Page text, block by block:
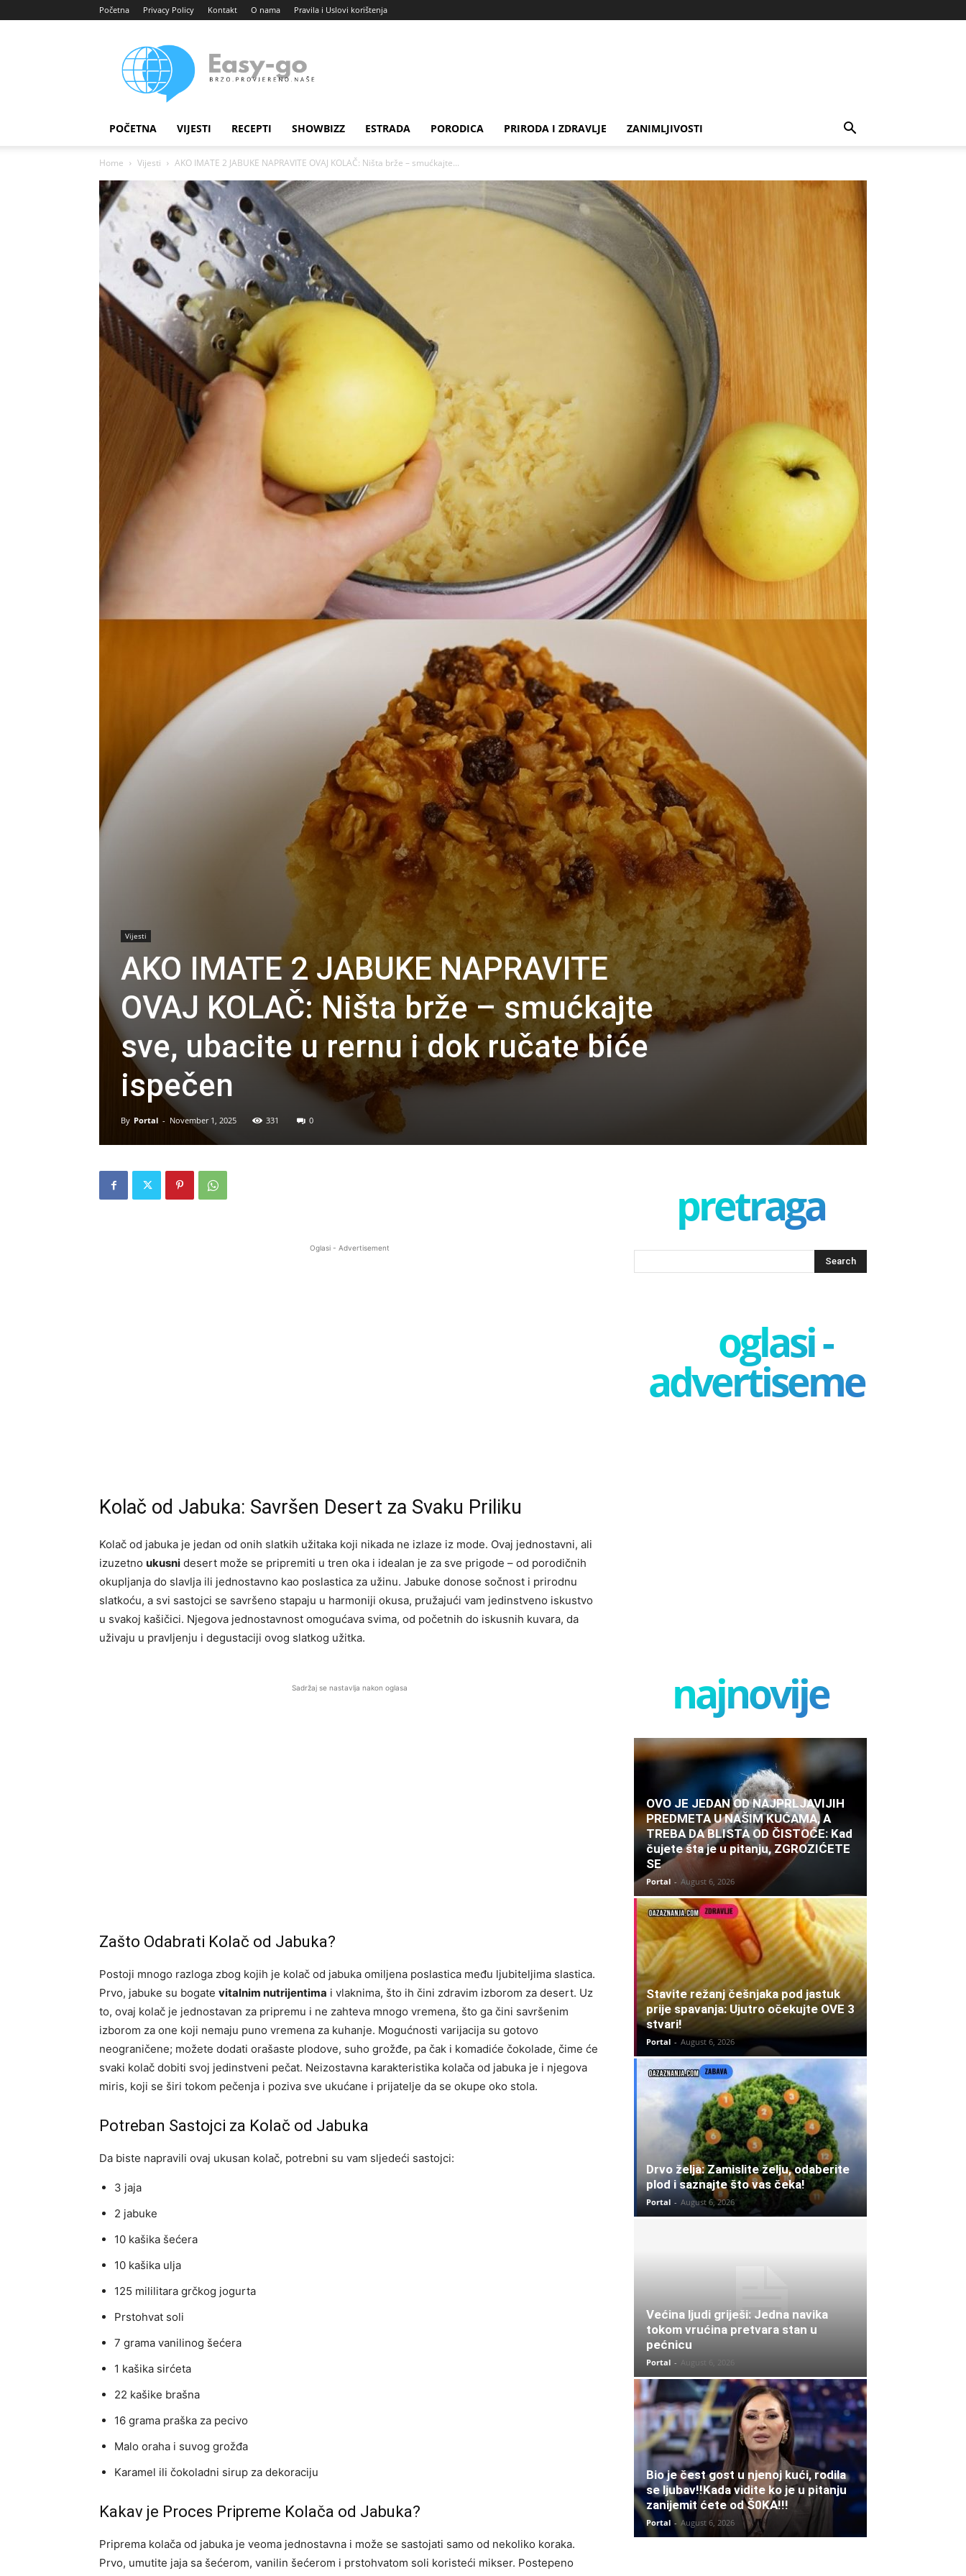
Početna Privacy Policy Kontakt O nama Pravila i Uslovi korištenja
portal
POČETNA VIJESTI RECEPTI SHOWBIZZ ESTRADA PORODICA PRIRODA I ZDRAVLJE ZANIMLJIVOSTI
Home Vijesti AKO IMATE 2 JABUKE NAPRAVITE OVAJ KOLAČ: Ništa brže – smućkajte...
Vijesti
AKO IMATE 2 JABUKE NAPRAVITE
OVAJ KOLAČ: Ništa brže – smućkajte
sve, ubacite u rernu i dok ručate biće
ispečen
By Portal - November 1, 2025 331 0
Oglasi - Advertisement
Kolač od Jabuka: Savršen Desert za Svaku Priliku
Kolač od jabuka je jedan od onih slatkih užitaka koji nikada ne izlaze iz mode. Ovaj jednostavni, ali
izuzetno ukusni desert može se pripremiti u tren oka i idealan je za sve prigode – od porodičnih
okupljanja do slavlja ili jednostavno kao poslastica za užinu. Jabuke donose sočnost i prirodnu
slatkoću, a svi sastojci se savršeno stapaju u harmoniji okusa, pružajući vam jedinstveno iskustvo
u svakoj kašičici. Njegova jednostavnost omogućava svima, od početnih do iskusnih kuvara, da
uživaju u pravljenju i degustaciji ovog slatkog užitka.
Sadržaj se nastavlja nakon oglasa
Zašto Odabrati Kolač od Jabuka?
Postoji mnogo razloga zbog kojih je kolač od jabuka omiljena poslastica među ljubiteljima slastica.
Prvo, jabuke su bogate vitalnim nutrijentima i vlaknima, što ih čini zdravim izborom za desert. Uz
to, ovaj kolač je jednostavan za pripremu i ne zahteva mnogo vremena, što ga čini savršenim
izborom za one koji nemaju puno vremena za kuhanje. Mogućnosti varijacija su gotovo
neograničene; možete dodati orašaste plodove, suho grožđe, pa čak i komadiće čokolade, čime će
svaki kolač dobiti svoj jedinstveni pečat. Neizostavna karakteristika kolača od jabuka je i njegova
miris, koji se širi tokom pečenja i poziva sve ukućane i prijatelje da se okupe oko stola.
Potreban Sastojci za Kolač od Jabuka
Da biste napravili ovaj ukusan kolač, potrebni su vam sljedeći sastojci:
3 jaja
2 jabuke
10 kašika šećera
10 kašika ulja
125 mililitara grčkog jogurta
Prstohvat soli
7 grama vanilinog šećera
1 kašika sirćeta
22 kašike brašna
16 grama praška za pecivo
Malo oraha i suvog grožđa
Karamel ili čokoladni sirup za dekoraciju
Kakav je Proces Pripreme Kolača od Jabuka?
Priprema kolača od jabuka je veoma jednostavna i može se sastojati samo od nekoliko koraka.
Prvo, umutite jaja sa šećerom, vanilin šećerom i prstohvatom soli koristeći mikser. Postepeno
pretraga
oglasi -
advertisement
najnovije
OVO JE JEDAN OD NAJPRLJAVIJIH
PREDMETA U NAŠIM KUĆAMA, A
TREBA DA BLISTA OD ČISTOĆE: Kad
čujete šta je u pitanju, ZGROZIĆETE
SE
Portal - August 6, 2026
Stavite režanj češnjaka pod jastuk
prije spavanja: Ujutro očekujte OVE 3
stvari!
Portal - August 6, 2026
Drvo želja: Zamislite želju, odaberite
plod i saznajte što vas čeka!
Portal - August 6, 2026
Većina ljudi griješi: Jedna navika
tokom vrućina pretvara stan u
pećnicu
Portal - August 6, 2026
Bio je čest gost u njenoj kući, rodila
se ljubav!!Kada vidite ko je u pitanju
zanijemit ćete od Š0KA!!!
Portal - August 6, 2026